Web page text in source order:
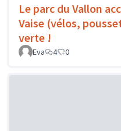
Le parc du Vallon
Vaise (vélos,
verte !
Eva 4 0